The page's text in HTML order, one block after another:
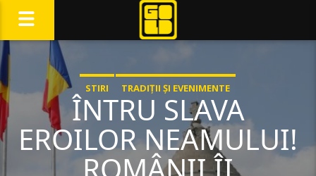
STIRI TRADIȚII ȘI EVENIMENTE
ÎNTRU SLAVA
EROILOR NEAMULUI!